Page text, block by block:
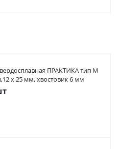
ПРАКТИКА тип M
х 25 мм, хвостовик 6 мм